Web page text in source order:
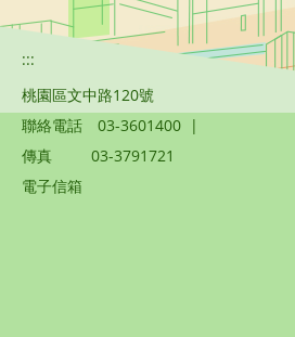
:::
桃園區文中路120號
聯絡電話
03-3601400 |
傳真
03-3791721
電子信箱